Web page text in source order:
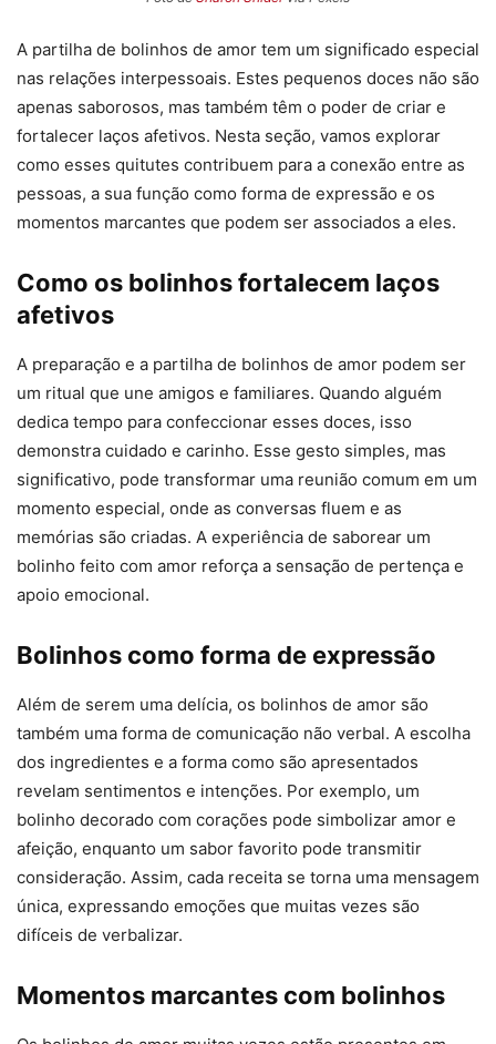
A partilha de bolinhos de amor tem um significado especial
nas relações interpessoais. Estes pequenos doces não são
apenas saborosos, mas também têm o poder de criar e
fortalecer laços afetivos. Nesta seção, vamos explorar
como esses quitutes contribuem para a conexão entre as
pessoas, a sua função como forma de expressão e os
momentos marcantes que podem ser associados a eles.
Como os bolinhos fortalecem laços
afetivos
A preparação e a partilha de bolinhos de amor podem ser
um ritual que une amigos e familiares. Quando alguém
dedica tempo para confeccionar esses doces, isso
demonstra cuidado e carinho. Esse gesto simples, mas
significativo, pode transformar uma reunião comum em um
momento especial, onde as conversas fluem e as
memórias são criadas. A experiência de saborear um
bolinho feito com amor reforça a sensação de pertença e
apoio emocional.
Bolinhos como forma de expressão
Além de serem uma delícia, os bolinhos de amor são
também uma forma de comunicação não verbal. A escolha
dos ingredientes e a forma como são apresentados
revelam sentimentos e intenções. Por exemplo, um
bolinho decorado com corações pode simbolizar amor e
afeição, enquanto um sabor favorito pode transmitir
consideração. Assim, cada receita se torna uma mensagem
única, expressando emoções que muitas vezes são
difíceis de verbalizar.
Momentos marcantes com bolinhos